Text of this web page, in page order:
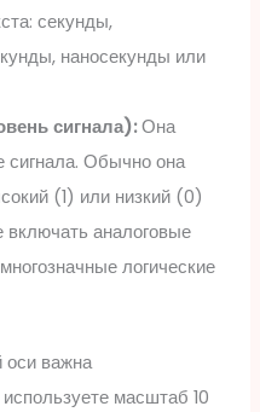
секунды,
наносекунды или
сигнала):Она
сигнала. Обычно она
(1) или низкий (0)
включать аналоговые
логические
оси важна
масштаб 10